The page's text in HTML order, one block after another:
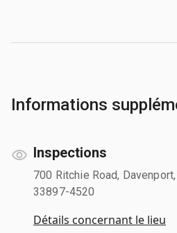
Informations
Inspections
700 Ritchie Road,
33897-4520
Détails concernant le lieu